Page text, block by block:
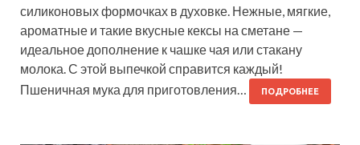
силиконовых формочках в духовке. Нежные, мягкие,
ароматные и такие вкусные кексы на сметане —
идеальное дополнение к чашке чая или стакану
молока. С этой выпечкой справится каждый!
Пшеничная мука для приготовления…
ПОДРОБНЕЕ